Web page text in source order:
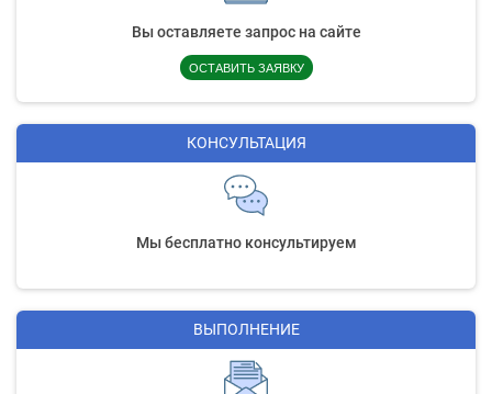
Вы оставляете запрос на сайте
ОСТАВИТЬ ЗАЯВКУ
КОНСУЛЬТАЦИЯ
Мы бесплатно консультируем
ВЫПОЛНЕНИЕ